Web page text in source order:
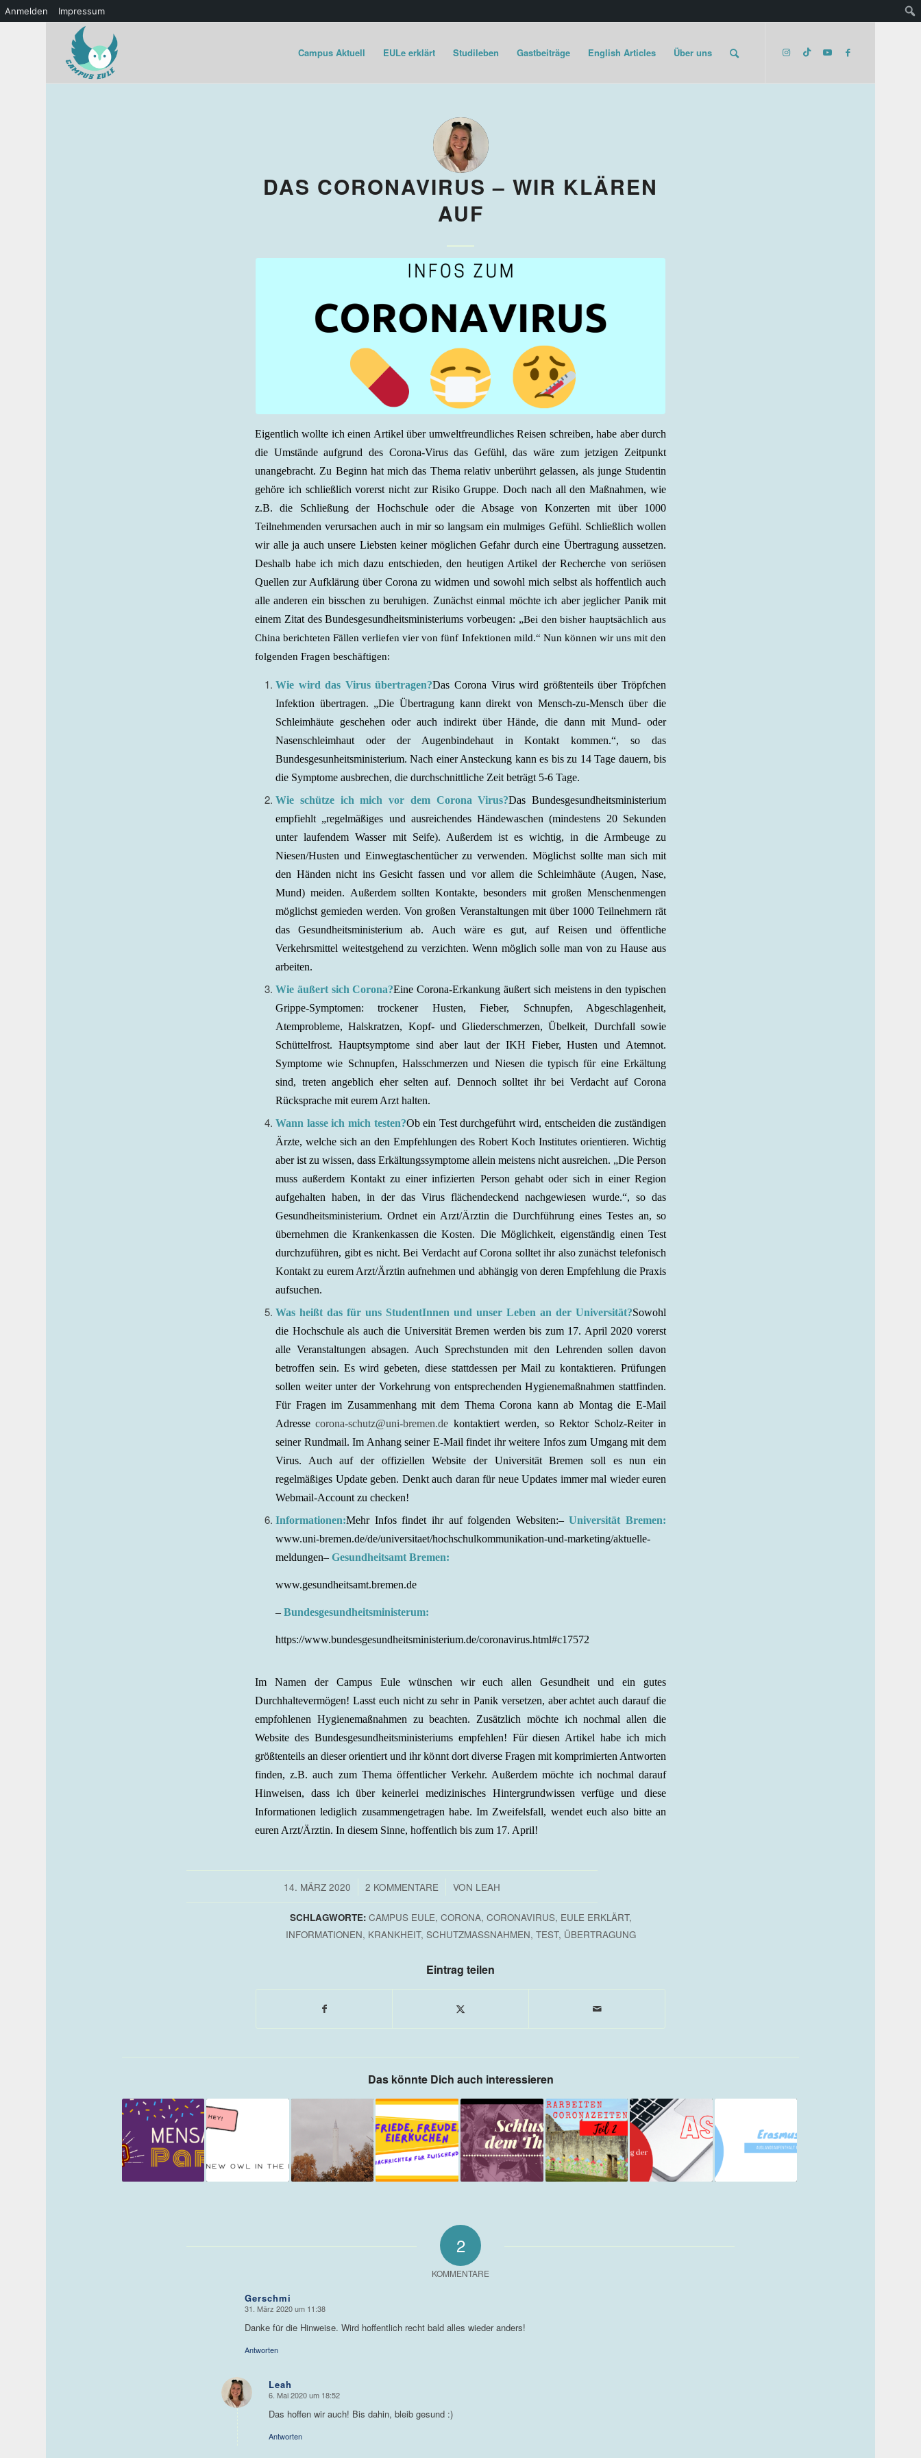
Anmelden Impressum
Campus Aktuell EULe erklärt Studileben Gastbeiträge English Articles Über uns
DAS CORONAVIRUS – WIR KLÄREN
AUF
Eigentlich wollte ich einen Artikel über umweltfreundliches Reisen schreiben, habe aber durch
die Umstände aufgrund des Corona-Virus das Gefühl, das wäre zum jetzigen Zeitpunkt
unangebracht. Zu Beginn hat mich das Thema relativ unberührt gelassen, als junge Studentin
gehöre ich schließlich vorerst nicht zur Risiko Gruppe. Doch nach all den Maßnahmen, wie
z.B. die Schließung der Hochschule oder die Absage von Konzerten mit über 1000
Teilnehmenden verursachen auch in mir so langsam ein mulmiges Gefühl. Schließlich wollen
wir alle ja auch unsere Liebsten keiner möglichen Gefahr durch eine Übertragung aussetzen.
Deshalb habe ich mich dazu entschieden, den heutigen Artikel der Recherche von seriösen
Quellen zur Aufklärung über Corona zu widmen und sowohl mich selbst als hoffentlich auch
alle anderen ein bisschen zu beruhigen. Zunächst einmal möchte ich aber jeglicher Panik mit
einem Zitat des Bundesgesundheitsministeriums vorbeugen: „Bei den bisher hauptsächlich aus
China berichteten Fällen verliefen vier von fünf Infektionen mild.“ Nun können wir uns mit den
folgenden Fragen beschäftigen:
Wie wird das Virus übertragen?Das Corona Virus wird größtenteils über Tröpfchen
Infektion übertragen. „Die Übertragung kann direkt von Mensch-zu-Mensch über die
Schleimhäute geschehen oder auch indirekt über Hände, die dann mit Mund- oder
Nasenschleimhaut oder der Augenbindehaut in Kontakt kommen.“, so das
Bundesgesunheitsministerium. Nach einer Ansteckung kann es bis zu 14 Tage dauern, bis
die Symptome ausbrechen, die durchschnittliche Zeit beträgt 5-6 Tage.
Wie schütze ich mich vor dem Corona Virus?Das Bundesgesundheitsministerium
empfiehlt „regelmäßiges und ausreichendes Händewaschen (mindestens 20 Sekunden
unter laufendem Wasser mit Seife). Außerdem ist es wichtig, in die Armbeuge zu
Niesen/Husten und Einwegtaschentücher zu verwenden. Möglichst sollte man sich mit
den Händen nicht ins Gesicht fassen und vor allem die Schleimhäute (Augen, Nase,
Mund) meiden. Außerdem sollten Kontakte, besonders mit großen Menschenmengen
möglichst gemieden werden. Von großen Veranstaltungen mit über 1000 Teilnehmern rät
das Gesundheitsministerium ab. Auch wäre es gut, auf Reisen und öffentliche
Verkehrsmittel weitestgehend zu verzichten. Wenn möglich solle man von zu Hause aus
arbeiten.
Wie äußert sich Corona?Eine Corona-Erkankung äußert sich meistens in den typischen
Grippe-Symptomen:trockener Husten, Fieber, Schnupfen, Abgeschlagenheit,
Atemprobleme, Halskratzen, Kopf- und Gliederschmerzen, Übelkeit, Durchfall sowie
Schüttelfrost. Hauptsymptome sind aber laut der IKH Fieber, Husten und Atemnot.
Symptome wie Schnupfen, Halsschmerzen und Niesen die typisch für eine Erkältung
sind, treten angeblich eher selten auf. Dennoch solltet ihr bei Verdacht auf Corona
Rücksprache mit eurem Arzt halten.
Wann lasse ich mich testen?Ob ein Test durchgeführt wird, entscheiden die zuständigen
Ärzte, welche sich an den Empfehlungen des Robert Koch Institutes orientieren. Wichtig
aber ist zu wissen, dass Erkältungssymptome allein meistens nicht ausreichen. „Die Person
muss außerdem Kontakt zu einer infizierten Person gehabt oder sich in einer Region
aufgehalten haben, in der das Virus flächendeckend nachgewiesen wurde.“, so das
Gesundheitsministerium. Ordnet ein Arzt/Ärztin die Durchführung eines Testes an, so
übernehmen die Krankenkassen die Kosten. Die Möglichkeit, eigenständig einen Test
durchzuführen, gibt es nicht. Bei Verdacht auf Corona solltet ihr also zunächst telefonisch
Kontakt zu eurem Arzt/Ärztin aufnehmen und abhängig von deren Empfehlung die Praxis
aufsuchen.
Was heißt das für uns StudentInnen und unser Leben an der Universität?Sowohl
die Hochschule als auch die Universität Bremen werden bis zum 17. April 2020 vorerst
alle Veranstaltungen absagen. Auch Sprechstunden mit den Lehrenden sollen davon
betroffen sein. Es wird gebeten, diese stattdessen per Mail zu kontaktieren. Prüfungen
sollen weiter unter der Vorkehrung von entsprechenden Hygienemaßnahmen stattfinden.
Für Fragen im Zusammenhang mit dem Thema Corona kann ab Montag die E-Mail
Adressecorona-schutz@uni-bremen.de kontaktiert werden, so Rektor Scholz-Reiter in
seiner Rundmail. Im Anhang seiner E-Mail findet ihr weitere Infos zum Umgang mit dem
Virus. Auch auf der offiziellen Website der Universität Bremen soll es nun ein
regelmäßiges Update geben. Denkt auch daran für neue Updates immer mal wieder euren
Webmail-Account zu checken!
Informationen:Mehr Infos findet ihr auf folgenden Websiten:–Universität Bremen:
www.uni-bremen.de/de/universitaet/hochschulkommunikation-und-marketing/aktuelle-
meldungen– Gesundheitsamt Bremen:
www.gesundheitsamt.bremen.de
– Bundesgesundheitsministerum:
https://www.bundesgesundheitsministerium.de/coronavirus.html#c17572
Im Namen der Campus Eule wünschen wir euch allen Gesundheit und ein gutes
Durchhaltevermögen! Lasst euch nicht zu sehr in Panik versetzen, aber achtet auch darauf die
empfohlenen Hygienemaßnahmen zu beachten. Zusätzlich möchte ich nochmal allen die
Website des Bundesgesundheitsministeriums empfehlen! Für diesen Artikel habe ich mich
größtenteils an dieser orientiert und ihr könnt dort diverse Fragen mit komprimierten Antworten
finden, z.B. auch zum Thema öffentlicher Verkehr. Außerdem möchte ich nochmal darauf
Hinweisen, dass ich über keinerlei medizinisches Hintergrundwissen verfüge und diese
Informationen lediglich zusammengetragen habe. Im Zweifelsfall, wendet euch also bitte an
euren Arzt/Ärztin. In diesem Sinne, hoffentlich bis zum 17. April!
14. MÄRZ 2020
/ 2 KOMMENTARE
/ VON LEAH
SCHLAGWORTE: CAMPUS EULE, CORONA, CORONAVIRUS, EULE ERKLÄRT,
INFORMATIONEN, KRANKHEIT, SCHUTZMASSNAHMEN , TEST, ÜBERTRAGUNG
Eintrag teilen
Das könnte Dich auch interessieren
2
KOMMENTARE
Gerschmi
sagte:
31. März 2020 um 11:38
Danke für die Hinweise. Wird hoffentlich recht bald alles wieder anders!
Antworten
Leah
sagte:
6. Mai 2020 um 18:52
Das hoffen wir auch! Bis dahin, bleib gesund :)
Antworten